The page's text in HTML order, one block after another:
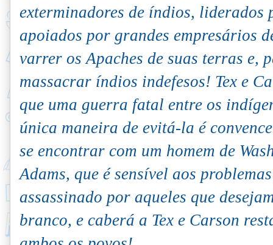
exterminadores de índios, liderados
apoiados por grandes empresários
varrer os Apaches de suas terras e,
massacrar índios indefesos! Tex e
que uma guerra fatal entre os
única maneira de evitá-la é
se encontrar com um homem de
Adams, que é sensível aos
assassinado por aqueles que
branco, e caberá a Tex e Carson